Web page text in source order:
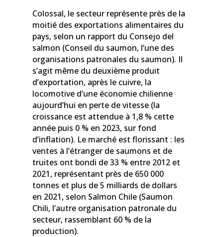
Colossal, le secteur représente près de la
moitié des exportations alimentaires du
pays, selon un rapport du Consejo del
salmon (Conseil du saumon, l’une des
organisations patronales du saumon). Il
s’agit même du deuxième produit
d’exportation, après le cuivre, la
locomotive d’une économie chilienne
aujourd’hui en perte de vitesse (la
croissance est attendue à 1,8 % cette
année puis 0 % en 2023, sur fond
d’inflation). Le marché est florissant : les
ventes à l’étranger de saumons et de
truites ont bondi de 33 % entre 2012 et
2021, représentant près de 650 000
tonnes et plus de 5 milliards de dollars
en 2021, selon Salmon Chile (Saumon
Chili, l’autre organisation patronale du
secteur, rassemblant 60 % de la
production).